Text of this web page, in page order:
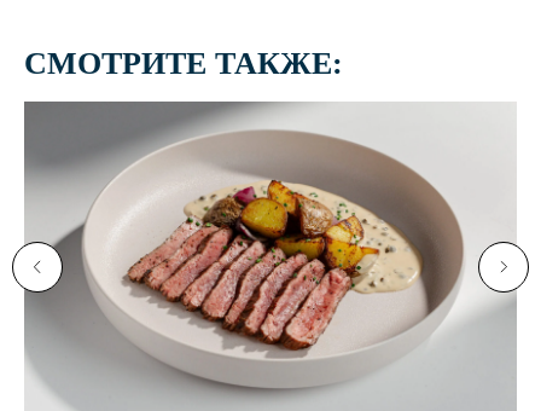
СМОТРИТЕ ТАКЖЕ: